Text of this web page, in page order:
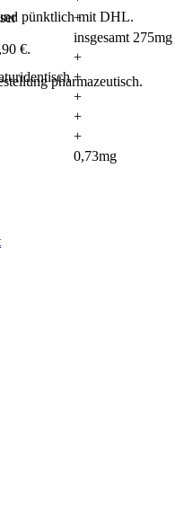
+
insgesamt 275mg
+
+
+
+
+
0,73mg
pünktlichmitDHL.
€.
pharmazeutisch.